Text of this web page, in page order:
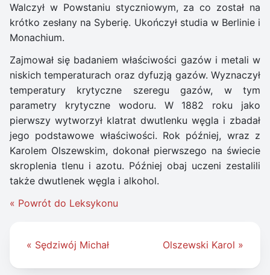
Walczył w Powstaniu styczniowym, za co został na
krótko zesłany na Syberię. Ukończył studia w Berlinie i
Monachium.
Zajmował się badaniem właściwości gazów i metali w
niskich temperaturach oraz dyfuzją gazów. Wyznaczył
temperatury krytyczne szeregu gazów, w tym
parametry krytyczne wodoru. W 1882 roku jako
pierwszy wytworzył klatrat dwutlenku węgla i zbadał
jego podstawowe właściwości. Rok później, wraz z
Karolem Olszewskim, dokonał pierwszego na świecie
skroplenia tlenu i azotu. Później obaj uczeni zestalili
także dwutlenek węgla i alkohol.
« Powrót do Leksykonu
Nawigacja
« Sędziwój Michał Olszewski Karol »